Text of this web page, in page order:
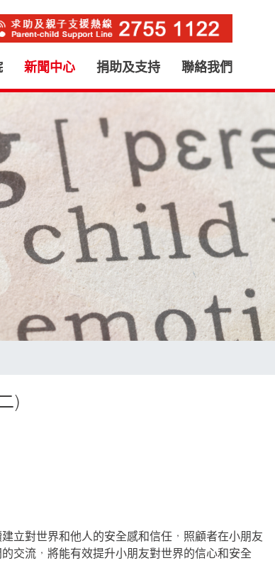
新聞中心 捐助及支持 聯絡我們
)
立對世界和他人的安全感和信任，照顧者在小朋友
交流，將能有效提升小朋友對世界的信心和安全